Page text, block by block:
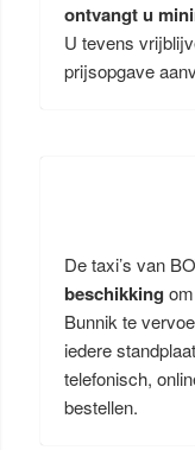
ontvangt u
U tevens
prijsopgave
De taxi’s van
beschikking
Bunnik te
iedere
telefonisch,
bestellen.